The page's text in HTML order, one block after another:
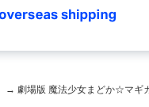
→ 劇場版 魔法少女まどか☆マギ